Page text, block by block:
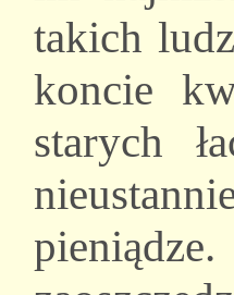
takich
koncie
starych